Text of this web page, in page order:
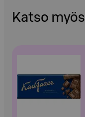
Katso myös